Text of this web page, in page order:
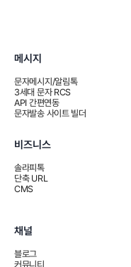
메시지
문자메시지/알림톡
3세대 문자 RCS
API 간편연동
문자발송 사이트 빌더
비즈니스
솔라피톡
단축 URL
CMS
채널
블로그
커뮤니티